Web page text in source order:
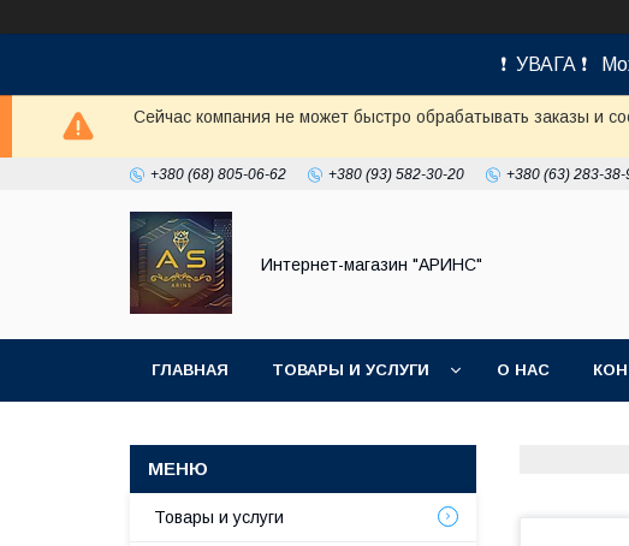
❗ УВАГА ❗
Сейчас компания не может быстро обрабатывать заказы и
+380 (68) 805-06-62 +380 (93) 582-30-20 +380 (63) 283-38-
Интернет-магазин "АРИНС"
ГЛАВНАЯ ТОВАРЫ И УСЛУГИ О НАС
Товары и услуги